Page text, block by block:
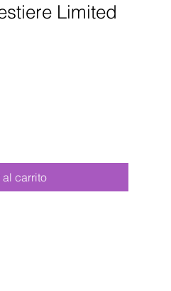
Limited
carrito